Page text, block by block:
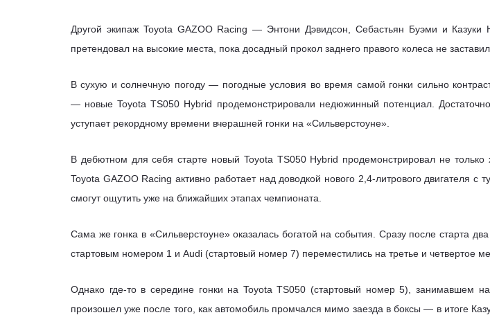
Другой экипаж Toyota GAZOO Racing — Энтони Дэвидсон, Себастьян Буэми и
претендовал на высокие места, пока досадный прокол заднего правого колеса не
В сухую и солнечную погоду — погодные условия во время самой гонки сильно
— новые Toyota TS050 Hybrid продемонстрировали недюжинный потенциал.
уступает рекордному времени вчерашней гонки на «Сильверстоуне».
В дебютном для себя старте новый Toyota TS050 Hybrid продемонстрировал не
Toyota GAZOO Racing активно работает над доводкой нового 2,4-литрового двигателя
смогут ощутить уже на ближайших этапах чемпионата.
Сама же гонка в «Сильверстоуне» оказалась богатой на события. Сразу после старта
стартовым номером 1 и Audi (стартовый номер 7) переместились на третье и четвертое
Однако где-то в середине гонки на Toyota TS050 (стартовый номер 5), занимавшем
произошел уже после того, как автомобиль промчался мимо заезда в боксы — в итоге